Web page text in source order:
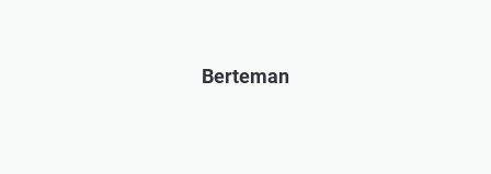
Berteman